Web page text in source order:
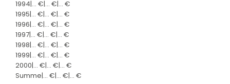
1994|... €|... €|... €
1995|... €|... €|... €
1996|... €|... €|... €
1997|... €|... €|... €
1998|... €|... €|... €
1999|... €|... €|... €
2000|... €|... €|... €
Summe|... €|... €|... €